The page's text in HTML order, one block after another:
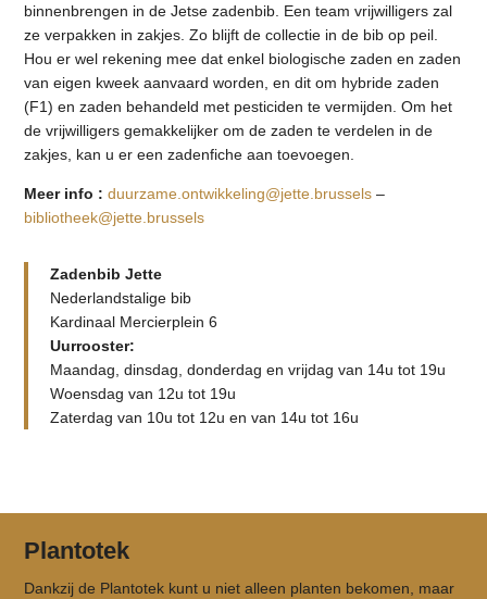
binnenbrengen in de Jetse zadenbib. Een team vrijwilligers zal
ze verpakken in zakjes. Zo blijft de collectie in de bib op peil.
Hou er wel rekening mee dat enkel biologische zaden en zaden
van eigen kweek aanvaard worden, en dit om hybride zaden
(F1) en zaden behandeld met pesticiden te vermijden. Om het
de vrijwilligers gemakkelijker om de zaden te verdelen in de
zakjes, kan u er een zadenfiche aan toevoegen.
Meer info :duurzame.ontwikkeling@jette.brussels –
bibliotheek@jette.brussels
Zadenbib Jette
Nederlandstalige bib
Kardinaal Mercierplein 6
Uurrooster:
Maandag, dinsdag, donderdag en vrijdag van 14u tot 19u
Woensdag van 12u tot 19u
Zaterdag van 10u tot 12u en van 14u tot 16u
Plantotek
Dankzij de Plantotek kunt u niet alleen planten bekomen, maar